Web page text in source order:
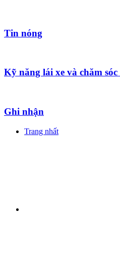
Tin nóng
Kỹ năng lái xe và chăm sóc
Ghi nhận
Trang nhất